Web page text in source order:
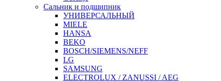
Сальник и подшипник
УНИВЕРСАЛЬНЫЙ
MIELE
HANSA
BEKO
BOSCH/SIEMENS/NEFF
LG
SAMSUNG
ELECTROLUX / ZANUSSI / AEG